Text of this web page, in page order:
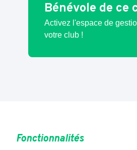
Bénévole de ce
Activez l'espace de
votre club !
Fonctionnalités